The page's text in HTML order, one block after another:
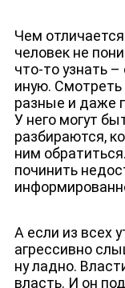
Чем
человек не
что-то узнать –
иную. Смотреть
разные и даже
У него могут
разбираются,
ним
починить
А если из всех
агрессивно
ну ладно.
власть. И он